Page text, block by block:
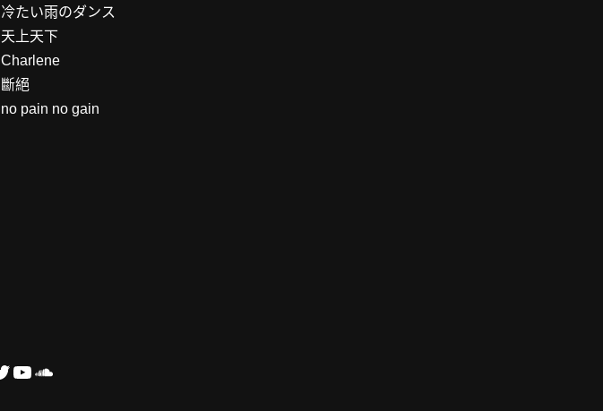
冷たい雨のダンス
天上天下
Charlene
斷絕
no pain no gain